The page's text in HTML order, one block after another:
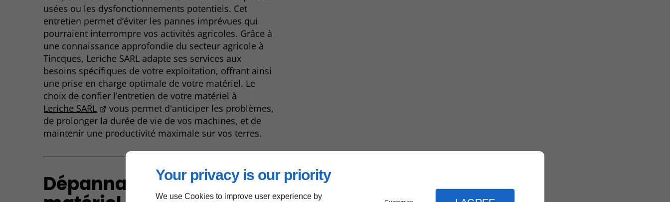
Your privacy is our priority
We use Cookies to improve user experience by
usées ou les dysfonctionnements potentiels. Cet
entretien permet d’éviter les pannes imprévues qui
pourraient interrompre vos activités agricoles. Grâce à
une connaissance approfondie du secteur agricole à
Tincques, Leriche SARL adapte ses services aux
besoins spécifiques de votre exploitation, offrant ainsi
une prise en charge optimale de votre matériel. Le
choix de confier l’entretien de votre matériel à
Leriche SARL
vous permet d'anticiper les problèmes,
de prolonger la durée de vie de vos machines, et de
maintenir une productivité maximale sur vos terres.
Dépannage rapide de